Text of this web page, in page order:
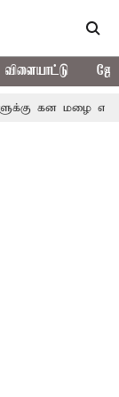
விளையாட்டு
மழை எச்சரிக்கை